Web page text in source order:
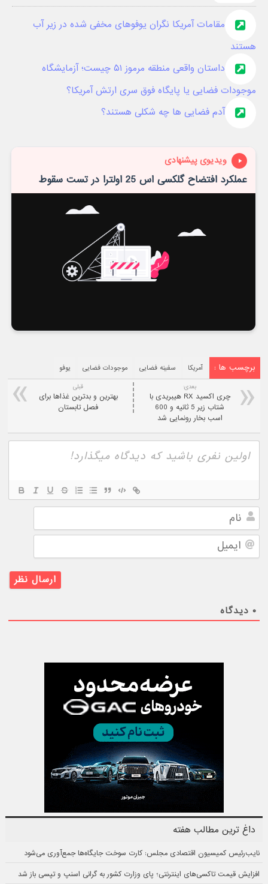
مقامات آمریکا نگران یوفوهای مخفی شده در زیر آب
هستند
داستان واقعی منطقه مرموز ۵۱ چیست؛ آزمایشگاه
موجودات فضایی یا پایگاه فوق سری ارتش آمریکا؟
آدم فضایی ها چه شکلی هستند؟
ویدیوی پیشنهادی
عملکرد افتضاح گلکسی اس 25 اولترا در تست سقوط
برچسب ها : آمریکا سفینه فضایی موجودات فضایی یوفو
قبلی
بهترین و بدترین غذاها برای
فصل تابستان
بعدی:
چری اکسید RX هیبریدی با
شتاب زیر 5 ثانیه و 600
اسب بخار رونمایی شد
نام
ایمیل
۰ دیدگاه
داغ ترین مطالب هفته
نایب‌رئیس کمیسیون اقتصادی مجلس: کارت سوخت جایگاه‌ها جمع‌آوری می‌شود
افزایش قیمت تاکسی‌های اینترنتی؛ پای وزارت کشور به گرانی اسنپ و تپسی باز شد